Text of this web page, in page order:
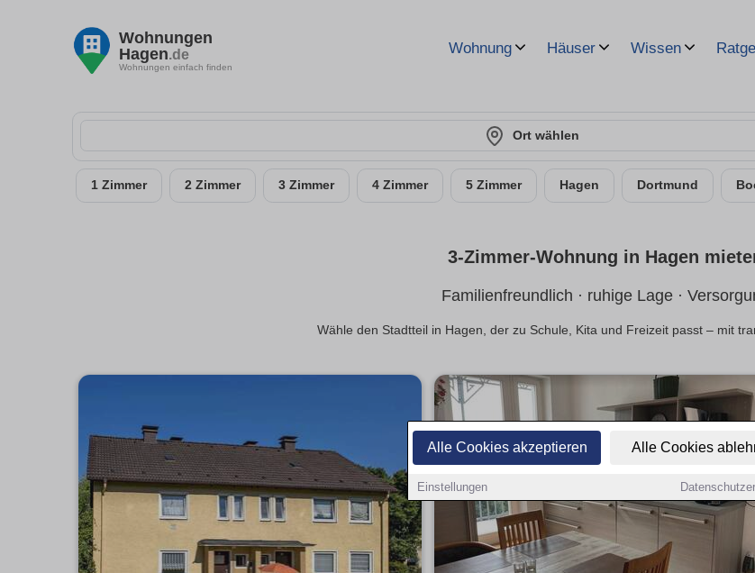
Alle Cookies akzeptieren Alle Cookies
Einstellungen
Wohnungen
Hagen.de
Wohnungen einfach finden
Wohnung Häuser Wissen
Ort wählen
1 Zimmer 2 Zimmer 3 Zimmer 4 Zimmer 5 Zimmer Hagen Dortmund
3-Zimmer-Wohnung in Hagen
Familienfreundlich · ruhige Lage ·
Wähle den Stadtteil in Hagen, der zu Schule, Kita und Freizeit passt – mit